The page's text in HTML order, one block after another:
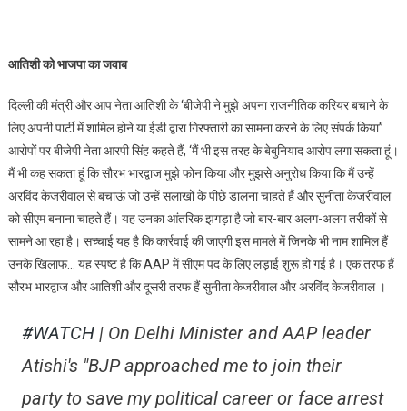
आतिशी को भाजपा का जवाब
दिल्ली की मंत्री और आप नेता आतिशी के ‘बीजेपी ने मुझे अपना राजनीतिक करियर बचाने के
लिए अपनी पार्टी में शामिल होने या ईडी द्वारा गिरफ्तारी का सामना करने के लिए संपर्क किया”
आरोपों पर बीजेपी नेता आरपी सिंह कहते हैं, ‘मैं भी इस तरह के बेबुनियाद आरोप लगा सकता हूं।
मैं भी कह सकता हूं कि सौरभ भारद्वाज मुझे फोन किया और मुझसे अनुरोध किया कि मैं उन्हें
अरविंद केजरीवाल से बचाऊं जो उन्हें सलाखों के पीछे डालना चाहते हैं और सुनीता केजरीवाल
को सीएम बनाना चाहते हैं। यह उनका आंतरिक झगड़ा है जो बार-बार अलग-अलग तरीकों से
सामने आ रहा है। सच्चाई यह है कि कार्रवाई की जाएगी इस मामले में जिनके भी नाम शामिल हैं
उनके खिलाफ… यह स्पष्ट है कि AAP में सीएम पद के लिए लड़ाई शुरू हो गई है। एक तरफ हैं
सौरभ भारद्वाज और आतिशी और दूसरी तरफ हैं सुनीता केजरीवाल और अरविंद केजरीवाल ।
#WATCH| On Delhi Minister and AAP leader
Atishi's "BJP approached me to join their
party to save my political career or face arrest